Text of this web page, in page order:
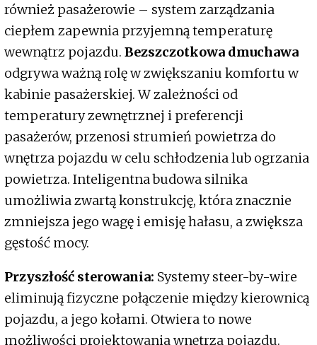
również pasażerowie – system zarządzania
ciepłem zapewnia przyjemną temperaturę
wewnątrz pojazdu. Bezszczotkowa dmuchawa
odgrywa ważną rolę w zwiększaniu komfortu w
kabinie pasażerskiej. W zależności od
temperatury zewnętrznej i preferencji
pasażerów, przenosi strumień powietrza do
wnętrza pojazdu w celu schłodzenia lub ogrzania
powietrza. Inteligentna budowa silnika
umożliwia zwartą konstrukcję, która znacznie
zmniejsza jego wagę i emisję hałasu, a zwiększa
gęstość mocy.
Przyszłość sterowania: Systemy steer-by-wire
eliminują fizyczne połączenie między kierownicą
pojazdu, a jego kołami. Otwiera to nowe
możliwości projektowania wnętrza pojazdu.